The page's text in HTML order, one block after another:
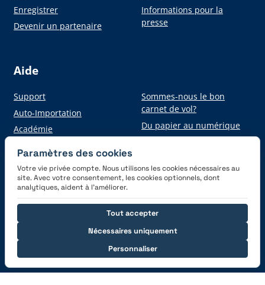
Enregistrer
Devenir un partenaire
Informations pour la
presse
Aide
Support
Auto-Importation
Académie
Sommes-nous le bon
carnet de vol?
Du papier au numérique
Obtenez l'application
Connectez-vous avec nous
Paramètres des cookies
Votre vie privée compte. Nous utilisons les cookies nécessaires au
site. Avec votre consentement, les cookies optionnels, dont
analytiques, aident à l’améliorer.
Nécessaires uniquement
Personnaliser
Tout accepter